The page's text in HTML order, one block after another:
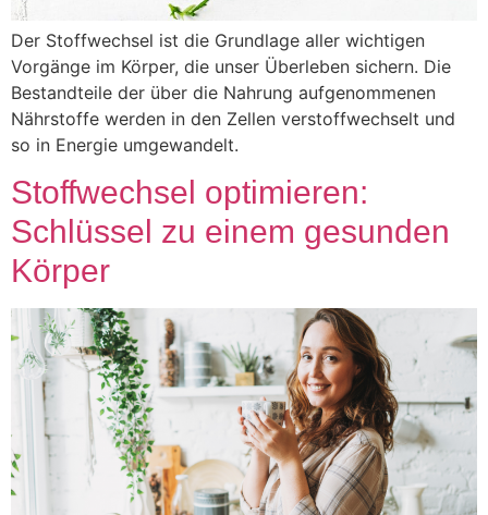
Der Stoffwechsel ist die Grundlage aller wichtigen
Vorgänge im Körper, die unser Überleben sichern. Die
Bestandteile der über die Nahrung aufgenommenen
Nährstoffe werden in den Zellen verstoffwechselt und
so in Energie umgewandelt.
Stoffwechsel optimieren:
Schlüssel zu einem gesunden
Körper